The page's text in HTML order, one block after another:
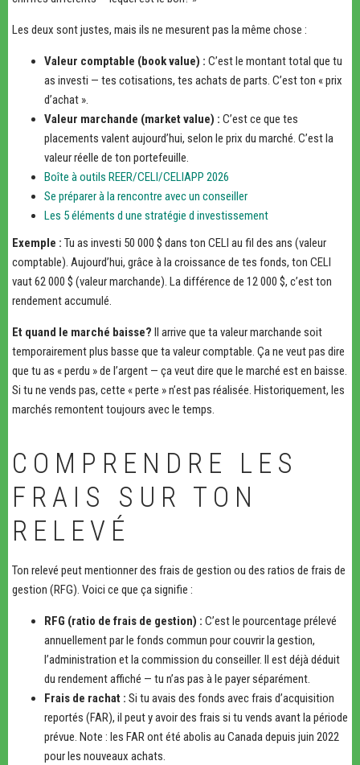
Les deux sont justes, mais ils ne mesurent pas la même chose :
Valeur comptable (book value) : C’est le montant total que tu
as investi — tes cotisations, tes achats de parts. C’est ton « prix
d’achat ».
Valeur marchande (market value) : C’est ce que tes
placements valent aujourd’hui, selon le prix du marché. C’est la
valeur réelle de ton portefeuille.
Boîte à outils REER/CELI/CELIAPP 2026
Se préparer à la rencontre avec un conseiller
Les 5 éléments d une stratégie d investissement
Exemple : Tu as investi 50 000 $ dans ton CELI au fil des ans (valeur
comptable). Aujourd’hui, grâce à la croissance de tes fonds, ton CELI
vaut 62 000 $ (valeur marchande). La différence de 12 000 $, c’est ton
rendement accumulé.
Et quand le marché baisse? Il arrive que ta valeur marchande soit
temporairement plus basse que ta valeur comptable. Ça ne veut pas dire
que tu as « perdu » de l’argent — ça veut dire que le marché est en baisse.
Si tu ne vends pas, cette « perte » n’est pas réalisée. Historiquement, les
marchés remontent toujours avec le temps.
COMPRENDRE LES
FRAIS SUR TON
RELEVÉ
Ton relevé peut mentionner des frais de gestion ou des ratios de frais de
gestion (RFG). Voici ce que ça signifie :
RFG (ratio de frais de gestion) : C’est le pourcentage prélevé
annuellement par le fonds commun pour couvrir la gestion,
l’administration et la commission du conseiller. Il est déjà déduit
du rendement affiché — tu n’as pas à le payer séparément.
Frais de rachat : Si tu avais des fonds avec frais d’acquisition
reportés (FAR), il peut y avoir des frais si tu vends avant la période
prévue. Note : les FAR ont été abolis au Canada depuis juin 2022
pour les nouveaux achats.